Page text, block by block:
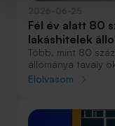
Fél év alatt 80
lakáshitelek
Több, mint 80
állománya tavaly
Nemzeti Bank
háztartási
Elolvasom